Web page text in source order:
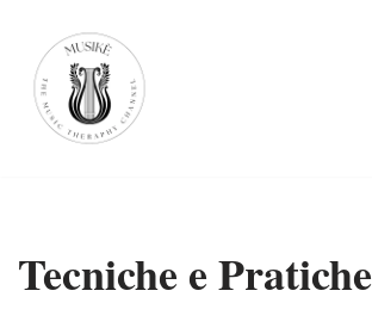
Skip
content
Tecniche e Pratiche